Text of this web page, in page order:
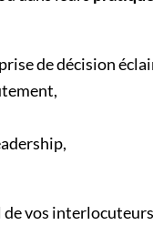
de décision
vos